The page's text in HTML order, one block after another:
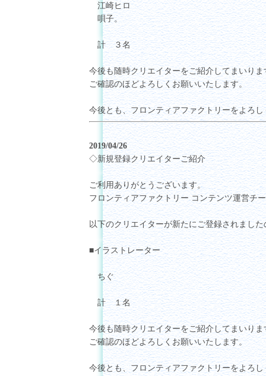
江崎ヒロ
唄子。
計 ３名
今後も随時クリエイターをご紹介してまいりま
ご確認のほどよろしくお願いいたします。
今後とも、フロンティアファクトリーをよろ
2019/04/26
◇新規登録クリエイターご紹介
ご利用ありがとうございます。
フロンティアファクトリー コンテンツ運営チ
以下のクリエイターが新たにご登録されまし
■イラストレーター
ちぐ
計 １名
今後も随時クリエイターをご紹介してまいりま
ご確認のほどよろしくお願いいたします。
今後とも、フロンティアファクトリーをよろ